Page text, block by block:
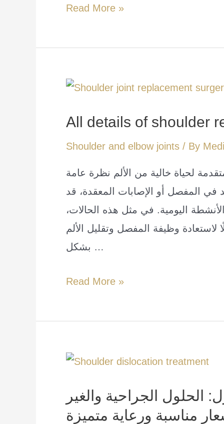
عملية
إسطنبول:
دقيق
جراحي
Read More »
All details of shoulder
Shoulder and elbow joints / By
لحياة خالية من الألم نظرة عامة
في المفصل أو الإصابات المعقدة، قد
اليومية. في مثل هذه الحالات،
لاستعادة وظيفة المفصل وتقليل الألم
بشكل …
All
replacement
Read More »
الجراحية والغير
مناسبة ورعاية متميزة